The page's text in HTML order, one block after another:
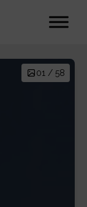
01 / 58